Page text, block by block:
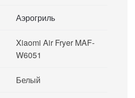
Аэрогриль
Xiaomi Air Fryer MAF-
W6051
Белый